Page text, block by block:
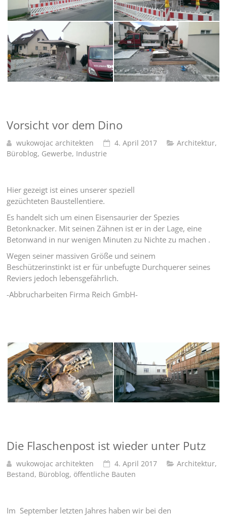
Vorsicht vor dem Dino
wukowojac architekten 4. April 2017 Architektur,
Büroblog, Gewerbe, Industrie
Hier gezeigt ist eines unserer speziell
gezüchteten Baustellentiere.
Es handelt sich um einen Eisensaurier der Spezies
Betonknacker. Mit seinen Zähnen ist er in der Lage, eine
Betonwand in nur wenigen Minuten zu Nichte zu machen .
Wegen seiner massiven Größe und seinem
Beschützerinstinkt ist er für unbefugte Durchquerer seines
Reviers jedoch lebensgefährlich.
-Abbrucharbeiten Firma Reich GmbH-
Die Flaschenpost ist wieder unter Putz
wukowojac architekten 4. April 2017 Architektur,
Bestand, Büroblog, öffentliche Bauten
Im September letzten Jahres haben wir bei den